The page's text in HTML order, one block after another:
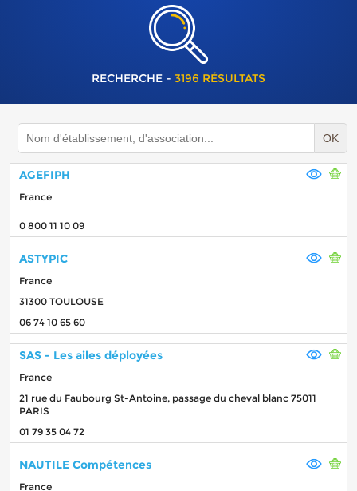
RECHERCHE - 3196 RÉSULTATS
OK
AGEFIPH
France
0 800 11 10 09
ASTYPIC
France
31300 TOULOUSE
06 74 10 65 60
SAS - Les ailes déployées
France
21 rue du Faubourg St-Antoine, passage du cheval blanc 75011
PARIS
01 79 35 04 72
NAUTILE Compétences
France